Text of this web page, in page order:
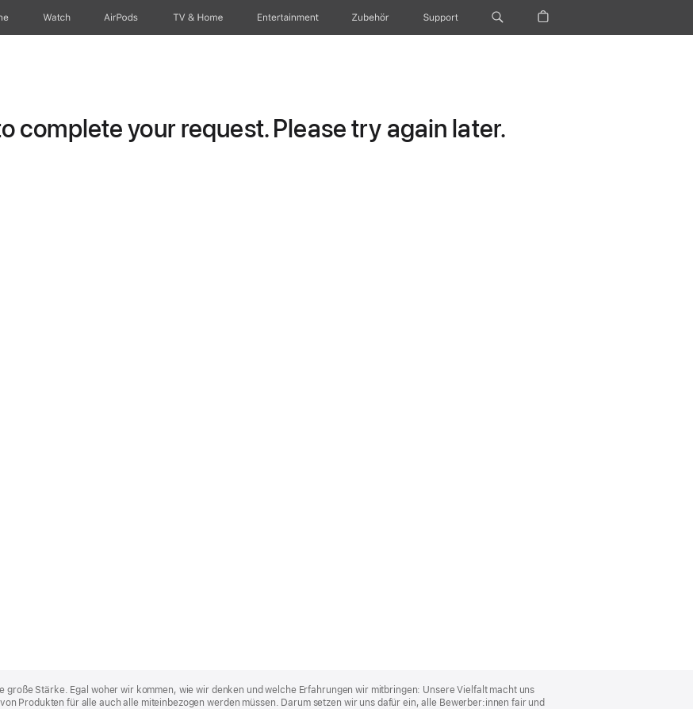
Watch AirPods TV & Home Entertainment Zubehör Support
complete your request. Please try again later.
große Stärke. Egal woher wir kommen, wie wir denken und welche Erfahrungen wir mitbringen: Unsere Vielfalt macht uns
Produkten für alle auch alle miteinbezogen werden müssen. Darum setzen wir uns dafür ein, alle Bewerber:innen fair und